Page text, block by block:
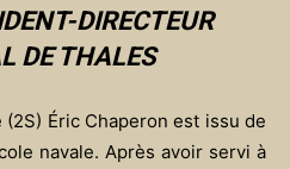
DIRECTEUR
DE THALES
(2S) Éric Chaperon est issu de
navale. Après avoir servi à